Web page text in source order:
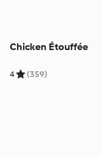
Chicken Étouffée
4 (359)